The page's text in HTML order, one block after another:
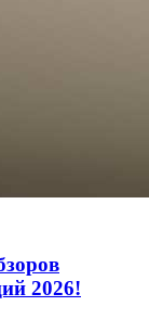
2026!